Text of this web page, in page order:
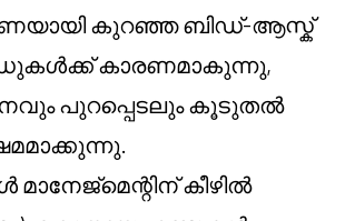
കുറഞ്ഞ ബിഡ്-ആസ്ക്
കാരണമാകുന്നു,
പുറപ്പെടലും കൂടുതൽ
കീഴിൽ